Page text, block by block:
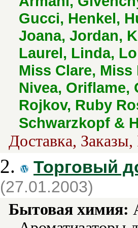
Gucci, Henkel,
Joana, Jordan,
Laurel, Linda,
Miss Clare, Miss
Nivea, Oriflame,
Rojkov, Ruby
Schwarzkopf &
Доставка,
2. Торговый
(27.01.2003)
Бытовая химия: